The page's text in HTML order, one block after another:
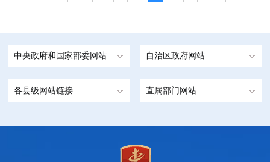
中央政府和国家部委网站 自治区政府网站
各县级网站链接 直属部门网站